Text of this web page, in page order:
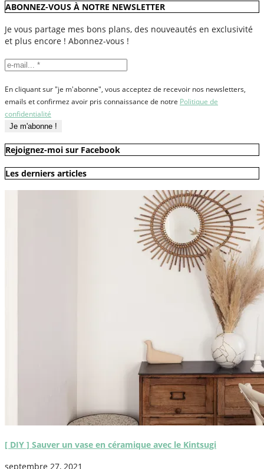
ABONNEZ-VOUS À NOTRE NEWSLETTER
Je vous partage mes bons plans, des nouveautés en exclusivité
et plus encore ! Abonnez-vous !
En cliquant sur "je m'abonne", vous acceptez de recevoir nos newsletters,
emails et confirmez avoir pris connaissance de notre Politique de
confidentialité
Rejoignez-moi sur Facebook
Les derniers articles
[ DIY ] Sauver un vase en céramique avec le Kintsugi
septembre 27, 2021